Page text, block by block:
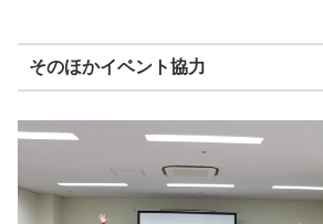
そのほかイベント協力